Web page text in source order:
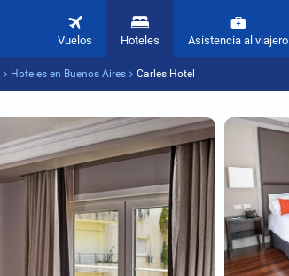
Vuelos Hoteles Asistencia al viajero
Hoteles en Buenos Aires Carles Hotel